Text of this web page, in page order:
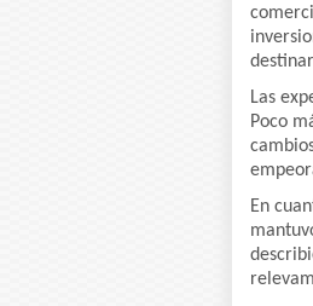
Las
Poco
En